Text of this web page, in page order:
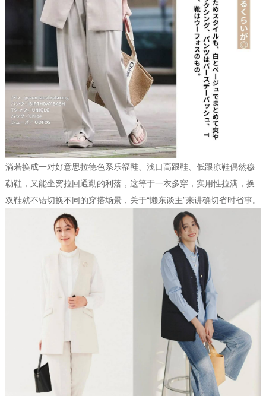
淌若换成一对好意思拉德色系乐福鞋、浅口高跟鞋、低跟凉鞋偶然穆
勒鞋，又能坐窝拉回通勤的利落，这等于一衣多穿，实用性拉满，换
双鞋就不错切换不同的穿搭场景，关于“懒东谈主”来讲确切省时省事。